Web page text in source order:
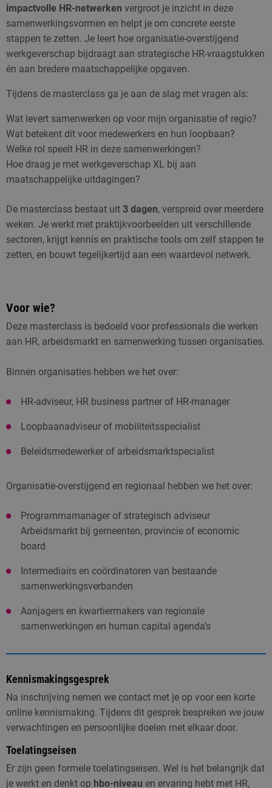
impactvolle HR-netwerken vergroot je inzicht in deze
samenwerkingsvormen en helpt je om concrete eerste
stappen te zetten. Je leert hoe organisatie-overstijgend
werkgeverschap bijdraagt aan strategische HR-vraagstukken
én aan bredere maatschappelijke opgaven.
Tijdens de masterclass ga je aan de slag met vragen als:
Wat levert samenwerken op voor mijn organisatie of regio?
Wat betekent dit voor medewerkers en hun loopbaan?
Welke rol speelt HR in deze samenwerkingen?
Hoe draag je met werkgeverschap XL bij aan
maatschappelijke uitdagingen?
De masterclass bestaat uit 3 dagen, verspreid over meerdere
weken. Je werkt met praktijkvoorbeelden uit verschillende
sectoren, krijgt kennis en praktische tools om zelf stappen te
zetten, en bouwt tegelijkertijd aan een waardevol netwerk.
Voor wie?
Deze masterclass is bedoeld voor professionals die werken
aan HR, arbeidsmarkt en samenwerking tussen organisaties.
Binnen organisaties hebben we het over:
HR-adviseur, HR business partner of HR-manager
Loopbaanadviseur of mobiliteitsspecialist
Beleidsmedewerker of arbeidsmarktspecialist
Organisatie-overstijgend en regionaal hebben we het over:
Programmamanager of strategisch adviseur
Arbeidsmarkt bij gemeenten, provincie of economic
board
Intermediairs en coördinatoren van bestaande
samenwerkingsverbanden
Aanjagers en kwartiermakers van regionale
samenwerkingen en human capital agenda’s
Kennismakingsgesprek
Na inschrijving nemen we contact met je op voor een korte
online kennismaking. Tijdens dit gesprek bespreken we jouw
verwachtingen en persoonlijke doelen met elkaar door.
Toelatingseisen
Er zijn geen formele toelatingseisen. Wel is het belangrijk dat
je werkt en denkt op hbo-niveau en ervaring hebt met HR,